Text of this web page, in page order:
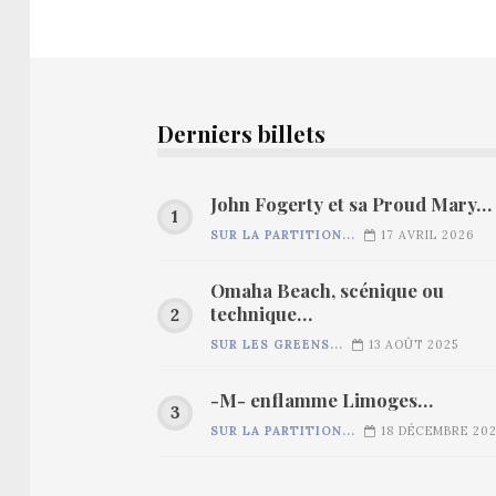
Derniers billets
John Fogerty et sa Proud Mary…
SUR LA PARTITION... 17 AVRIL 2026
Omaha Beach, scénique ou
technique…
SUR LES GREENS... 13 AOÛT 2025
-M- enflamme Limoges…
SUR LA PARTITION... 18 DÉCEMBRE